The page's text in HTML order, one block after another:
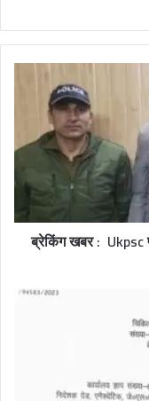
ब्रेकिंग खबर : Ukpsc